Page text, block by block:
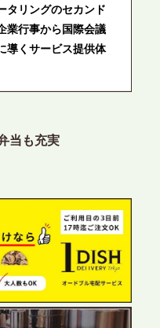
タリングのセカンド
業行事から国際会議
導くサービス提供体
タリングのセカンド
を新設。都内３拠点
ティー・ケータリン
社内親睦が、配属後
室で縁日気分を味わ
供を開始
当も充実